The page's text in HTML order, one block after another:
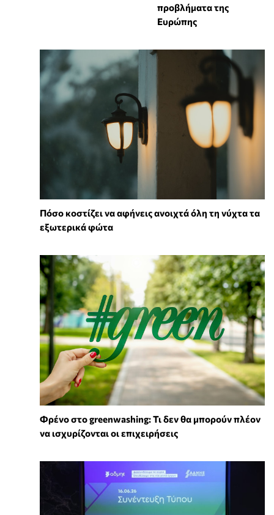
προβλήματα της
Ευρώπης
Πόσο κοστίζει να αφήνεις ανοιχτά όλη τη νύχτα τα
εξωτερικά φώτα
Φρένο στο greenwashing: Τι δεν θα μπορούν πλέον
να ισχυρίζονται οι επιχειρήσεις